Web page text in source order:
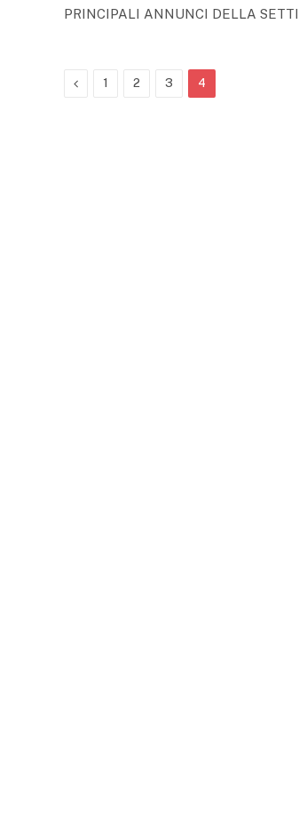
PRINCIPALI ANNUNCI DELLA
Previous
1 2 3 4